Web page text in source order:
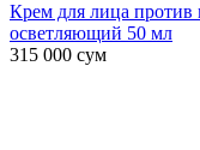
Крем для лица против
осветляющий 50 мл
315 000 сум